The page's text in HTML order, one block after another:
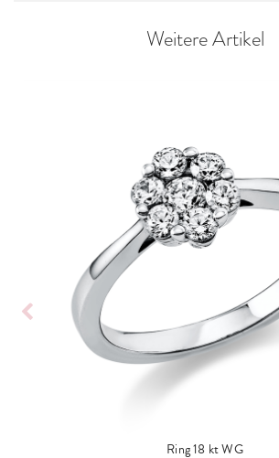
Weitere Artikel
Ring 18 kt WG